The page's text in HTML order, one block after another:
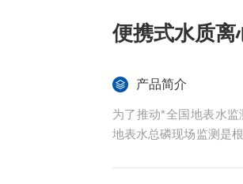
便携式水质离
产品简介
为了推动*全国地表水
地表水总磷现场监测是